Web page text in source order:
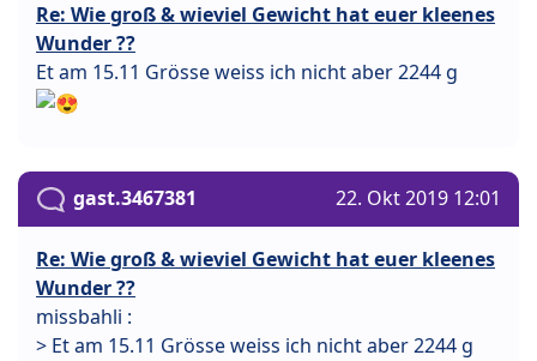
Re: Wie groß & wieviel Gewicht hat euer kleenes
Wunder ??
Et am 15.11 Grösse weiss ich nicht aber 2244 g
gast.3467381 22. Okt 2019 12:01
Re: Wie groß & wieviel Gewicht hat euer kleenes
Wunder ??
missbahli :
> Et am 15.11 Grösse weiss ich nicht aber 2244 g